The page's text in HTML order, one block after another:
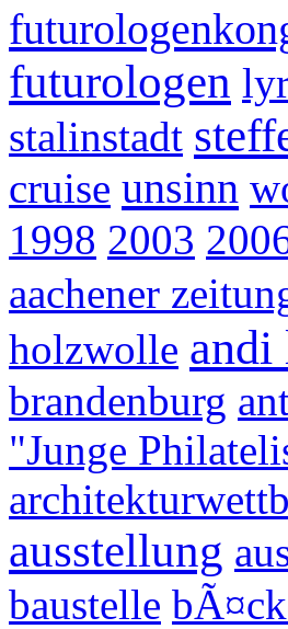
futurologen
stalinstadt
cruise unsinn
1998 2003
aachener
holzwolle andi
brandenburg
"Junge
ausstellung
baustelle